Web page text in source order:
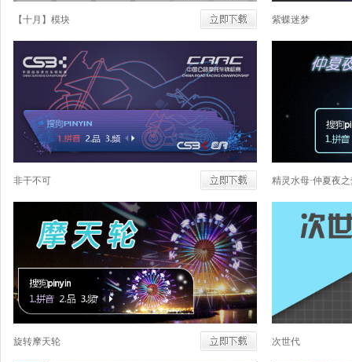
【十月】模块 紫蝶迷梦
非干不可 精灵水母·仲夏夜
旋转摩天轮 次世代